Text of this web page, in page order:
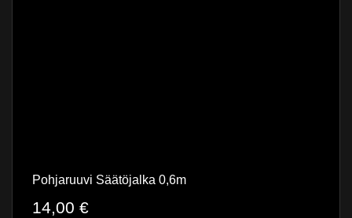
Pohjaruuvi Säätöjalka 0,6m
14,00 €